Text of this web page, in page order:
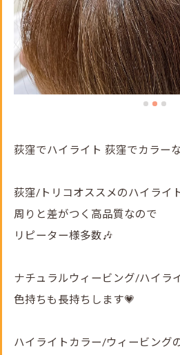
荻窪でハイライト 荻窪でカラー
荻窪/トリコオススメのハイライ
周りと差がつく高品質なので
リピーター様多数🎶
ナチュラルウィービング/ハイラ
色持ちも長持ちします💗
ハイライトカラー/ウィービング